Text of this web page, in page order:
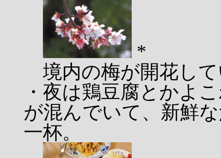
*
境内の梅が開花し
・夜は鶏豆腐とかよ
が混んでいて、新鮮
一杯。